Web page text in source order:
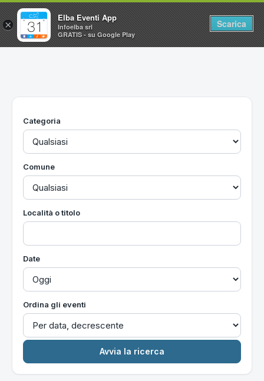
Home
Utilità
Categoria
Comune
Località o titolo
Date
Ordina gli eventi
×
Elba Eventi App
Infoelba srl
GRATIS - su Google Play
Scarica